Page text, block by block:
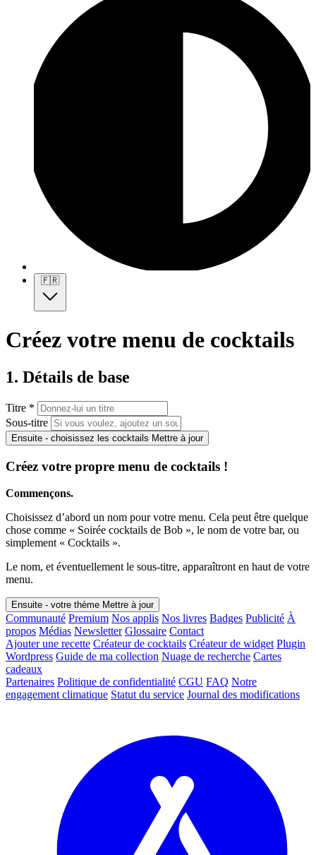
🇫🇷
Créez votre menu de cocktails
1. Détails de base
Titre *
Sous-titre
Ensuite - choisissez les cocktails Mettre à jour
Créez votre propre menu de cocktails !
Commençons.
Choisissez d’abord un nom pour votre menu. Cela peut être quelque
chose comme « Soirée cocktails de Bob », le nom de votre bar, ou
simplement « Cocktails ».
Le nom, et éventuellement le sous-titre, apparaîtront en haut de votre
menu.
Ensuite - votre thème Mettre à jour
Communauté Premium Nos applis Nos livres Badges Publicité À
propos Médias Newsletter Glossaire Contact
Ajouter une recette Créateur de cocktails Créateur de widget Plugin
Wordpress Guide de ma collection Nuage de recherche Cartes
cadeaux
Partenaires Politique de confidentialité CGU FAQ Notre
engagement climatique Statut du service Journal des modifications